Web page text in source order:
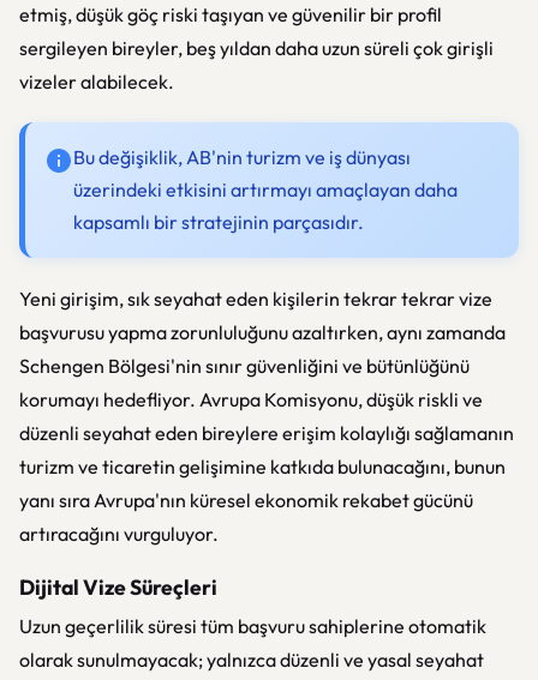
etmiş, düşük göç riski taşıyan ve güvenilir bir profil
sergileyen bireyler, beş yıldan daha uzun süreli çok girişli
vizeler alabilecek.
Bu değişiklik, AB'nin turizm ve iş dünyası
üzerindeki etkisini artırmayı amaçlayan daha
kapsamlı bir stratejinin parçasıdır.
Yeni girişim, sık seyahat eden kişilerin tekrar tekrar vize
başvurusu yapma zorunluluğunu azaltırken, aynı zamanda
Schengen Bölgesi'nin sınır güvenliğini ve bütünlüğünü
korumayı hedefliyor. Avrupa Komisyonu, düşük riskli ve
düzenli seyahat eden bireylere erişim kolaylığı sağlamanın
turizm ve ticaretin gelişimine katkıda bulunacağını, bunun
yanı sıra Avrupa'nın küresel ekonomik rekabet gücünü
artıracağını vurguluyor.
Dijital Vize Süreçleri
Uzun geçerlilik süresi tüm başvuru sahiplerine otomatik
olarak sunulmayacak; yalnızca düzenli ve yasal seyahat